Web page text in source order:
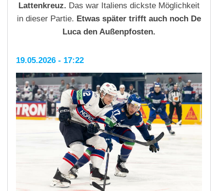
Lattenkreuz. Das war Italiens dickste Möglichkeit
in dieser Partie. Etwas später trifft auch noch De
Luca den Außenpfosten.
19.05.2026 - 17:22